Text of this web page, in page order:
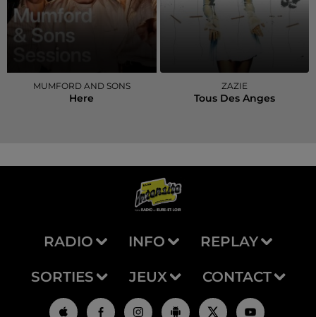
MUMFORD AND SONS
Here
ZAZIE
Tous Des Anges
RADIO INFO REPLAY
SORTIES JEUX CONTACT